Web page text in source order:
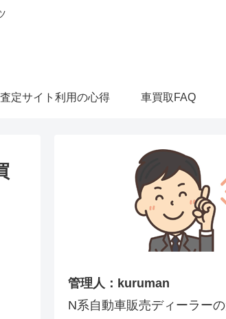
定サイト利用の心得 車買取FAQ
管理人：kuruman
N系自動車販売ディーラー